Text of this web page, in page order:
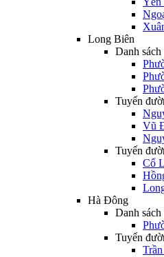
Long Biên
Danh
Tuyến
Vũ
Tuyến
Cổ
Hà Đông
Danh
Tuyến